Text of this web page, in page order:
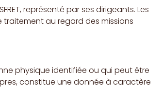
représenté par ses dirigeants. Les
au regard des missions
physique identifiée ou qui peut être
constitue une donnée à caractère